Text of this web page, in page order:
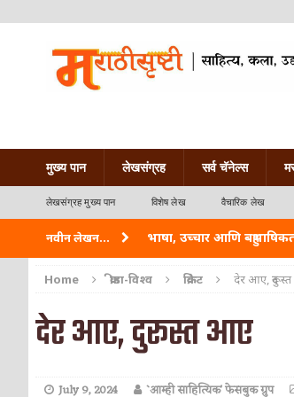
मुख्य पान लेखसंग्रह सर्व चॅनेल्स
लेखसंग्रह मुख्य पान विशेष लेख वैचारिक लेख
नवीन लेखन... भाषा, उच्चार आणि
वारी विठ्ठलाची कविता-गझल-
जेव्हा मी आडनांव बदलले
अशी एक कविता लिहू इच्छिते
Home क्रीडा-विश्व क्रिकेट देर आए,
देर आए, दुरूस्त आए
July 9, 2024 `आम्ही साहित्यिक' फेसबुक ग्रुप